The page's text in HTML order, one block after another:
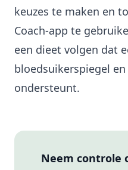
keuzes te maken en
Coach-app te
een dieet volgen dat
bloedsuikerspiegel
ondersteunt.
Neem controle